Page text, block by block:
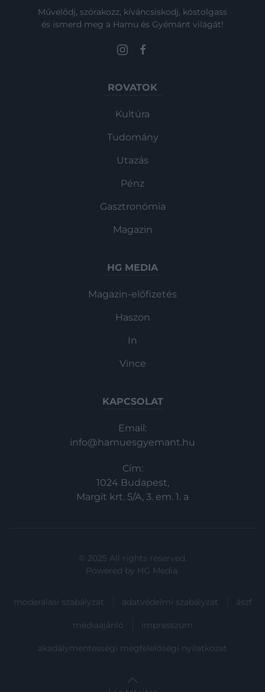
Művelődj, szórakozz, kíváncsiskodj, kóstolgass
és ismerd meg a Hamu és Gyémánt világát!
ROVATOK
Kultúra
Tudomány
Utazás
Pénz
Gasztronómia
Magazin
HG MEDIA
Magazin-előfizetés
Haszon
In
Vince
KAPCSOLAT
Email:
info@hamuesgyemant.hu
Cím:
1024 Budapest,
Margit krt. 5/A, 3. em. 1. a
© 2025 All rights reserved.
Powered by HG Media.
moderálási szabályzat adatvédelmi szabályzat ászf
médiaajánló impresszum
akadálymentességi megfelelőségi nyilatkozat